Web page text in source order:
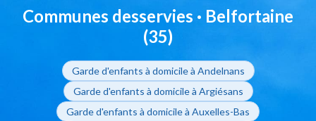
Communes desservies · Belfortaine
(35)
Garde d'enfants à domicile à Andelnans
Garde d'enfants à domicile à Argiésans
Garde d'enfants à domicile à Auxelles-Bas